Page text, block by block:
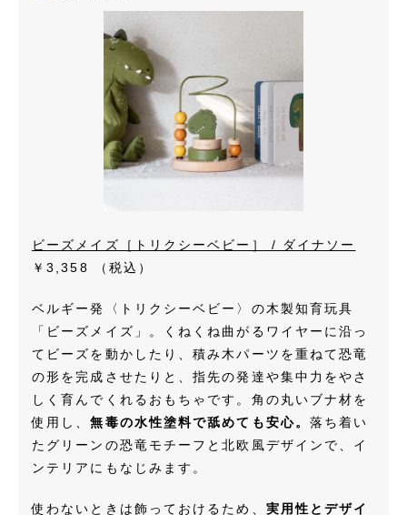
ビーズメイズ［トリクシーベビー］ / ダイナソー
￥3,358
（税込）
ベルギー発〈トリクシーベビー〉の木製知育玩具
「ビーズメイズ」。くねくね曲がるワイヤーに沿っ
てビーズを動かしたり、積み木パーツを重ねて恐竜
の形を完成させたりと、指先の発達や集中力をやさ
しく育んでくれるおもちゃです。角の丸いブナ材を
使用し、無毒の水性塗料で舐めても安心。 落ち着い
たグリーンの恐竜モチーフと北欧風デザインで、イ
ンテリアにもなじみます。
使わないときは飾っておけるため、 実用性とデザイ